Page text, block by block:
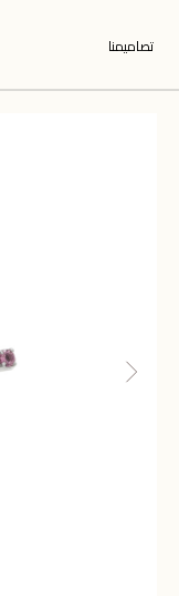
تصاميمنا